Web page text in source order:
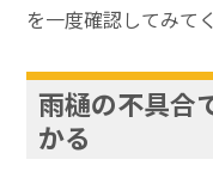
を一度確認してみて
雨樋の不具合
かる